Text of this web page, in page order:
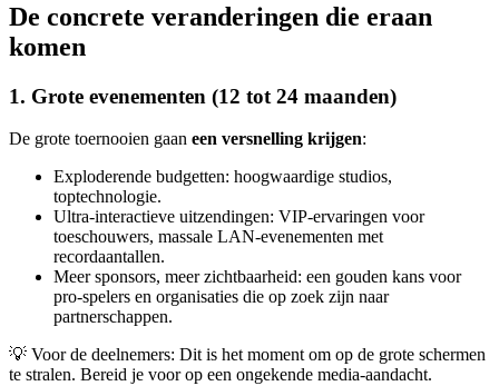
De concrete veranderingen die eraan
komen
1. Grote evenementen (12 tot 24 maanden)
De grote toernooien gaan een versnelling krijgen:
Exploderende budgetten: hoogwaardige studios,
toptechnologie.
Ultra-interactieve uitzendingen: VIP-ervaringen voor
toeschouwers, massale LAN-evenementen met
recordaantallen.
Meer sponsors, meer zichtbaarheid: een gouden kans voor
pro-spelers en organisaties die op zoek zijn naar
partnerschappen.
💡 Voor de deelnemers: Dit is het moment om op de grote schermen
te stralen. Bereid je voor op een ongekende media-aandacht.